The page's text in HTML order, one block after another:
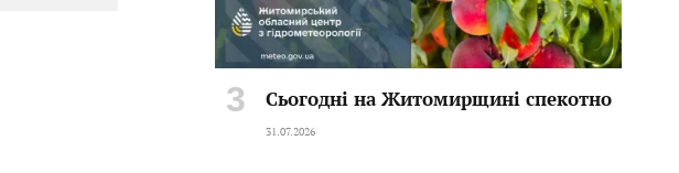
Сьогодні на Житомирщині спекотно
31.07.2026